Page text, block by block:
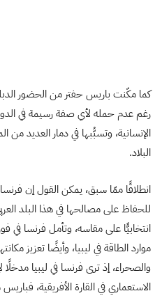
كما مكّنت باريس حفتر من الحضور
رغم عدم حمله لأي صفة رسيمة في
الإنسانية، وتسبُّبها في دمار العديد من
البلاد.
انطلاقًا ممّا سبق، يمكن القول إن
للحفاظ على مصالحها في هذا البلد
انتخابيًّا على مقاسه، وتأمل فرنسا في
موارد الطاقة في ليبيا، وأيضًا تعزيز
والصحراء، إذ ترى فرنسا في ليبيا مدخلًا
الاستعماري في القارة الأفريقية،